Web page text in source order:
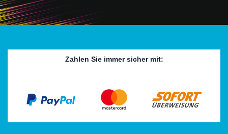
Zahlen Sie immer sicher mit: